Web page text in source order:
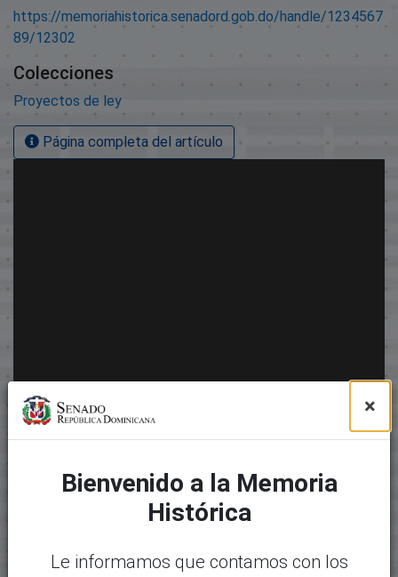
https://memoriahistorica.senadord.gob.do/handle/1234567
89/12302
Colecciones
Proyectos de ley
Página completa del artículo
×
Bienvenido a la Memoria
Histórica
Le informamos que contamos con los